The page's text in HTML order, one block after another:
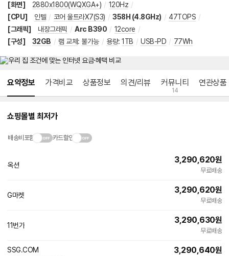
[화면] 2880x1800(WQXGA+) / 120Hz /
[CPU]
인텔 / 코어 울트라X7(S3) / 358H (4.8GHz) / 47TOPS /
[그래픽]
내장그래픽 / Arc B390 / 12core /
[구성]
32GB / 램 교체: 불가능 / 용량: 1TB / USB-PD / 77Wh
요약정보 가격비교 상품정보 의견/리뷰 커뮤니티
14
연관상품
쇼핑몰별 최저가
배송비포함 카드할인
옥션
3,290,620원
무료배송
G마켓
3,290,620원
무료배송
11번가
3,290,630원
무료배송
SSG.COM 3,290,640원